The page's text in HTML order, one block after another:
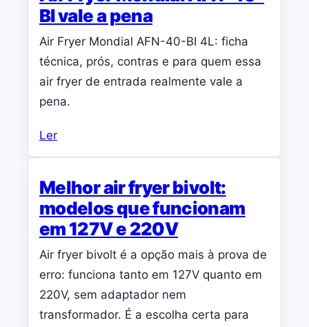
BI vale a pena
Air Fryer Mondial AFN-40-BI 4L: ficha
técnica, prós, contras e para quem essa
air fryer de entrada realmente vale a
pena.
Ler
Melhor air fryer bivolt:
modelos que funcionam
em 127V e 220V
Air fryer bivolt é a opção mais à prova de
erro: funciona tanto em 127V quanto em
220V, sem adaptador nem
transformador. É a escolha certa para